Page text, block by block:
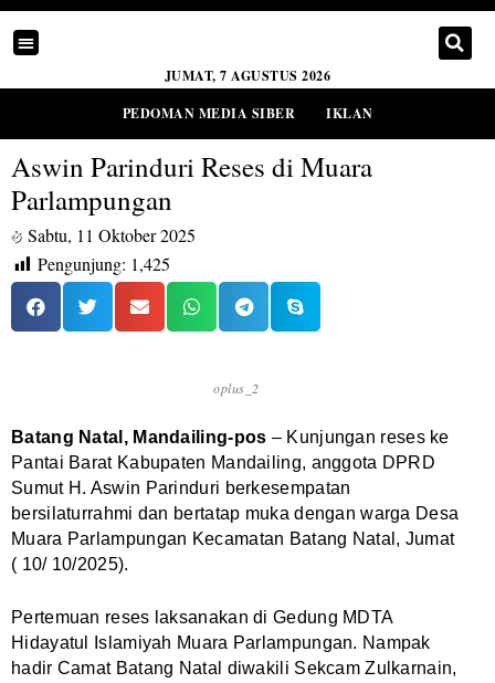
JUMAT, 7 AGUSTUS 2026
PEDOMAN MEDIA SIBER
IKLAN
Aswin Parinduri Reses di Muara
Parlampungan
Sabtu, 11 Oktober 2025
Pengunjung: 1,425
oplus_2
Batang Natal, Mandailing-pos – Kunjungan reses ke
Pantai Barat Kabupaten Mandailing, anggota DPRD
Sumut H. Aswin Parinduri berkesempatan
bersilaturrahmi dan bertatap muka dengan warga Desa
Muara Parlampungan Kecamatan Batang Natal, Jumat
( 10/ 10/2025).
Pertemuan reses laksanakan di Gedung MDTA
Hidayatul Islamiyah Muara Parlampungan. Nampak
hadir Camat Batang Natal diwakili Sekcam Zulkarnain,